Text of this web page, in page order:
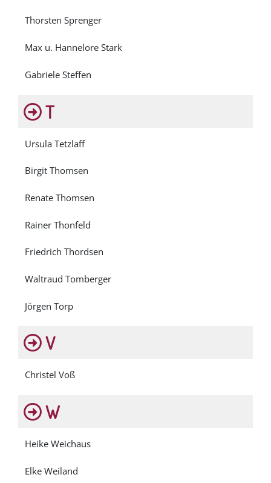
Thorsten Sprenger
Max u. Hannelore Stark
Gabriele Steffen
T
Ursula Tetzlaff
Birgit Thomsen
Renate Thomsen
Rainer Thonfeld
Friedrich Thordsen
Waltraud Tomberger
Jörgen Torp
V
Christel Voß
W
Heike Weichaus
Elke Weiland